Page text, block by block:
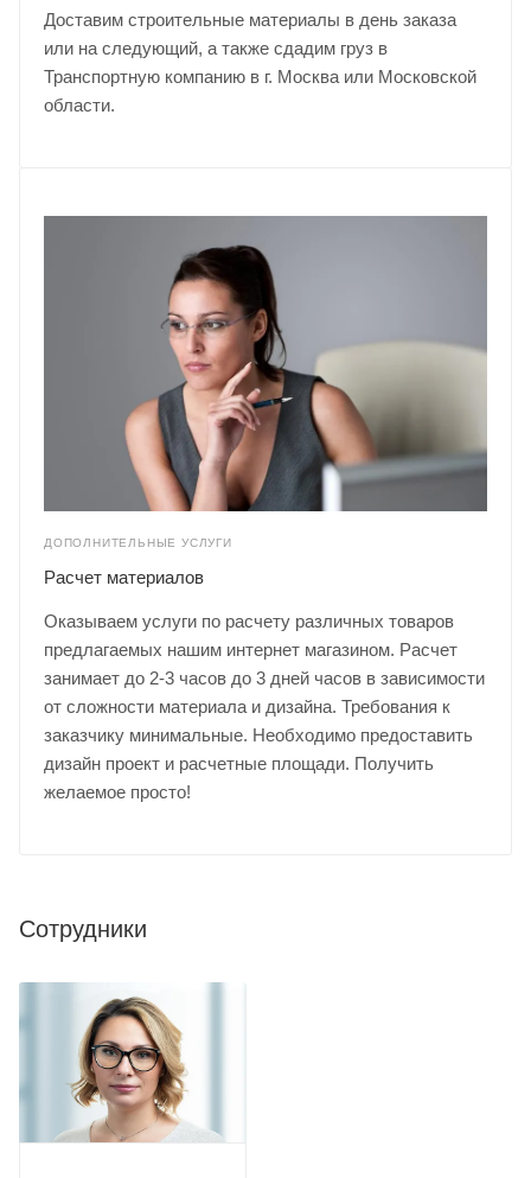
Доставим строительные материалы в день заказа
или на следующий, а также сдадим груз в
Транспортную компанию в г. Москва или Московской
области.
ДОПОЛНИТЕЛЬНЫЕ УСЛУГИ
Расчет материалов
Оказываем услуги по расчету различных товаров
предлагаемых нашим интернет магазином. Расчет
занимает до 2-3 часов до 3 дней часов в зависимости
от сложности материала и дизайна. Требования к
заказчику минимальные. Необходимо предоставить
дизайн проект и расчетные площади. Получить
желаемое просто!
Сотрудники